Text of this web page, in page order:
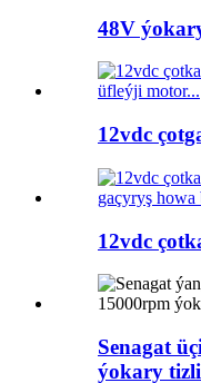
48V
12vdc
12vdc
Senagat
ýokary